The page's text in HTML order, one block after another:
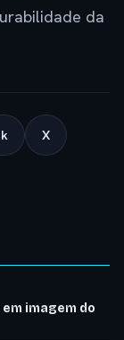
da
X
imagem do